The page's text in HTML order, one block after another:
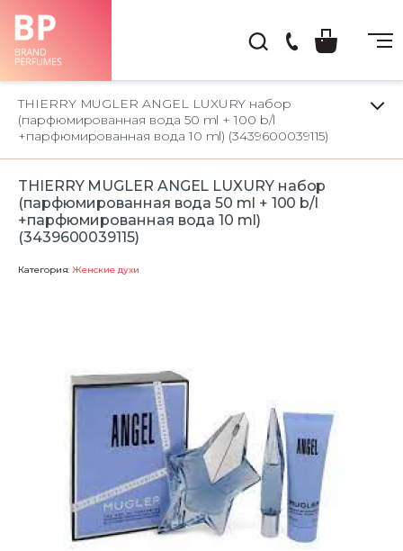
66-
22
THIERRY MUGLER ANGEL LUXURY набор
(парфюмированная вода 50 ml + 100 b/l
+парфюмированная вода 10 ml) (3439600039115)
THIERRY MUGLER ANGEL LUXURY набор
(парфюмированная вода 50 ml + 100 b/l
+парфюмированная вода 10 ml)
(3439600039115)
Категория: Женские духи